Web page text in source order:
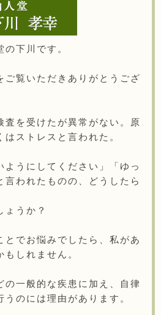
下川です。
ご覧いただきありがとうござ
査を受けたが異常がない。原
ストレスと言われた。
ようにしてください」「ゆっ
言われたものの、どうしたら
ょうか？
とでお悩みでしたら、私があ
しれません。
の一般的な疾患に加え、自律
のには理由があります。